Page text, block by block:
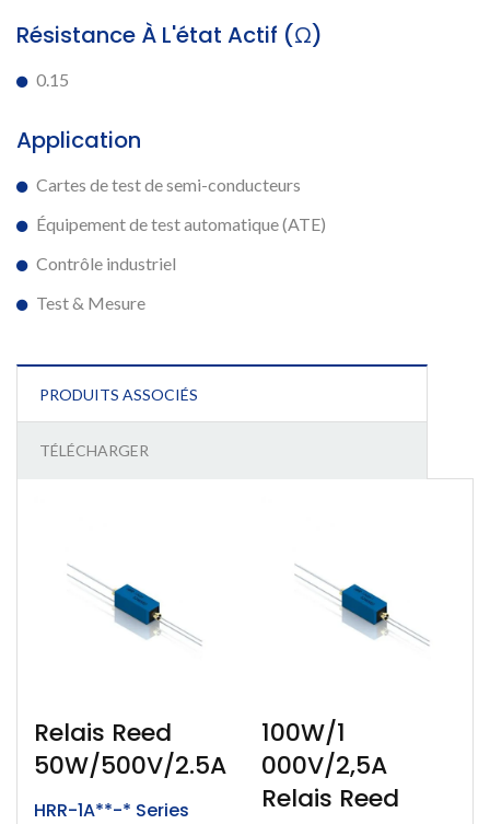
Résistance À L'état Actif (Ω)
0.15
Application
Cartes de test de semi-conducteurs
Équipement de test automatique (ATE)
Contrôle industriel
Test & Mesure
PRODUITS ASSOCIÉS
TÉLÉCHARGER
Relais Reed
50W/500V/2.5A
HRR-1A**-* Series
100W/1
000V/2,5A
Relais Reed